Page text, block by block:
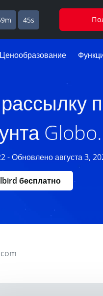
Ценообразование
- Обновлено августа 3,
бесплатно
44s